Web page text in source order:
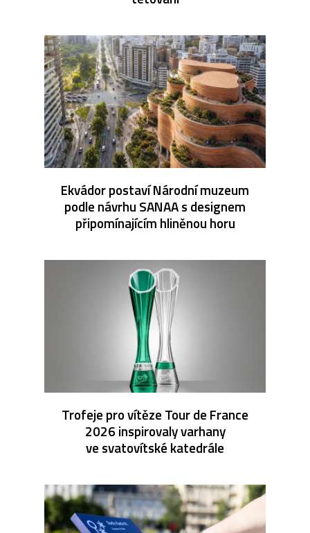
Ekvádor postaví Národní muzeum
podle návrhu SANAA s designem
připomínajícím hliněnou horu
Trofeje pro vítěze Tour de France
2026 inspirovaly varhany
ve svatovítské katedrále